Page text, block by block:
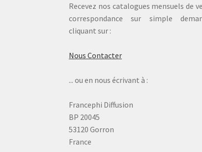
Recevez nos catalogues mensuels de
correspondance sur simple
cliquant sur :
Nous Contacter
... ou en nous écrivant à :
Francephi Diffusion
BP 20045
53120 Gorron
France